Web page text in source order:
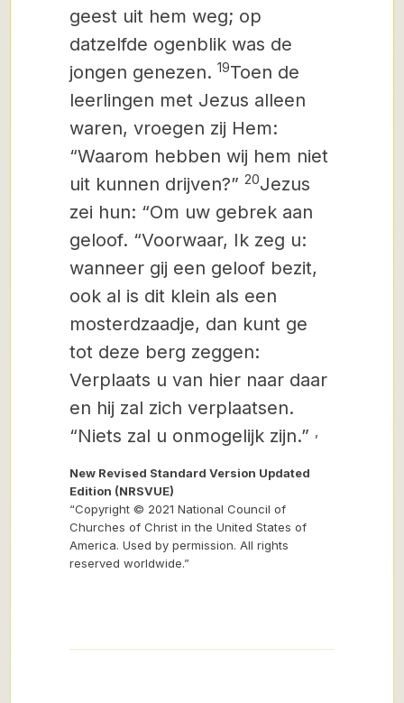
geest uit hem weg; op
datzelfde ogenblik was de
jongen genezen. 19Toen de
leerlingen met Jezus alleen
waren, vroegen zij Hem:
“Waarom hebben wij hem niet
uit kunnen drijven?” 20Jezus
zei hun: “Om uw gebrek aan
geloof. “Voorwaar, Ik zeg u:
wanneer gij een geloof bezit,
ook al is dit klein als een
mosterdzaadje, dan kunt ge
tot deze berg zeggen:
Verplaats u van hier naar daar
en hij zal zich verplaatsen.
“Niets zal u onmogelijk zijn.”
New Revised Standard Version Updated
Edition (NRSVUE)
“Copyright © 2021 National Council of
Churches of Christ in the United States of
America. Used by permission. All rights
reserved worldwide.”